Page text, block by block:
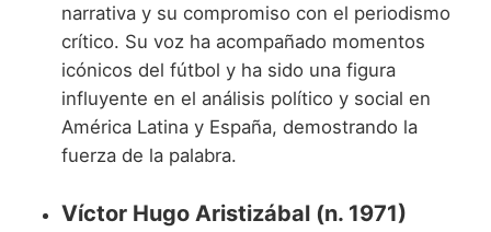
narrativa y su compromiso con el periodismo
crítico. Su voz ha acompañado momentos
icónicos del fútbol y ha sido una figura
influyente en el análisis político y social en
América Latina y España, demostrando la
fuerza de la palabra.
Víctor Hugo Aristizábal (n. 1971)